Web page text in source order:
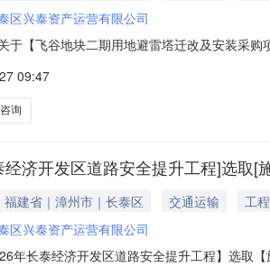
区兴泰资产运营有限公司
于【飞谷地块二期用地避雷塔迁改及安装采
程造价咨询项目预估造价（元）：250000元
09:47
询
济开发区道路安全提升工程]选取[
福建省｜漳州市｜长泰区 交通运输
工程
区兴泰资产运营有限公司
年长泰经济开发区道路安全提升工程】选取